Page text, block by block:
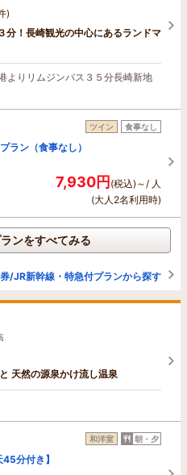
)
分！長崎観光の中心にあるランドマ
よりリムジンバス３５分長崎新地
ツイン 食事なし
ラン（食事なし）
7,930円(税込)～/ 人
(大人2名利用時)
ンをすべてみる
/JR新幹線・特急付プランから探す
天然の源泉かけ流し温泉
和洋室 朝・夕
分付き】